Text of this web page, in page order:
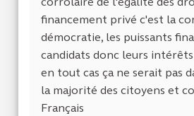
financement privé c'est la
démocratie, les puissants
candidats donc leurs intérêts
en tout cas ça ne serait pas
la majorité des citoyens et
Français